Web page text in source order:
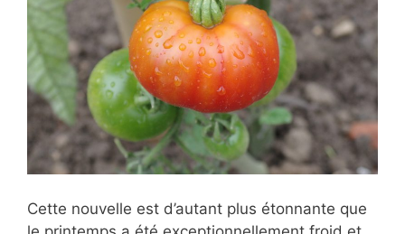
Cette nouvelle est d’autant plus étonnante que